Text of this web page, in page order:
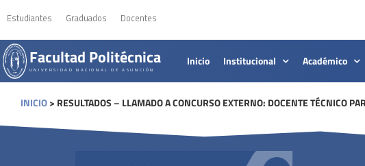
Estudiantes Graduados Docentes
Facultad Politécnica
UNIVERSIDAD NACIONAL DE ASUNCIÓN
Inicio Institucional Académico
INICIO > RESULTADOS – LLAMADO A CONCURSO EXTERNO: DOCENTE TÉCNICO